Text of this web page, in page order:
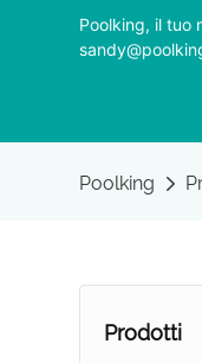
Poolking, il tuo
Poolking
Prodotti